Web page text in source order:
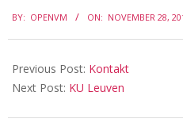
r
i
n
B
e
11-
28
BY: OPENVM ON: NOVEMBER 28,
Previous Post: Kontakt
Next Post: KU Leuven